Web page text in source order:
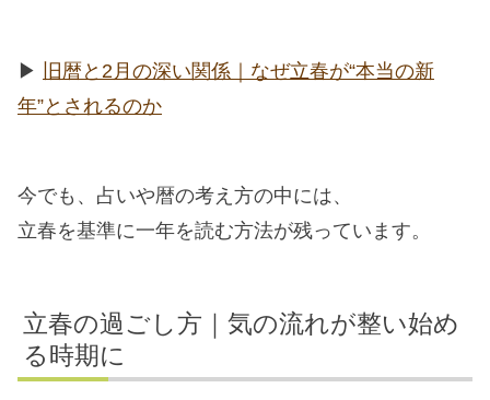
▶︎
旧暦と2月の深い関係｜なぜ立春が“本当の新
年”とされるのか
今でも、占いや暦の考え方の中には、
立春を基準に一年を読む方法が残っています。
立春の過ごし方｜気の流れが整い始め
る時期に